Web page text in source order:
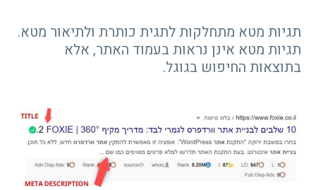
תגיות מטא מתחלקות לתגית כותרת ולתיאור מטא.
תגיות מטא אינן נראות בעמוד האתר, אלא
בתוצאות החיפוש בגוגל.